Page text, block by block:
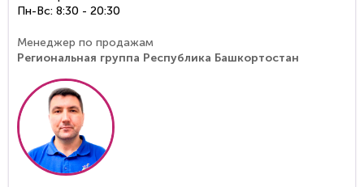
Пн-Вс: 8:30 - 20:30
Менеджер по продажам
Региональная группа Республика Башкортостан